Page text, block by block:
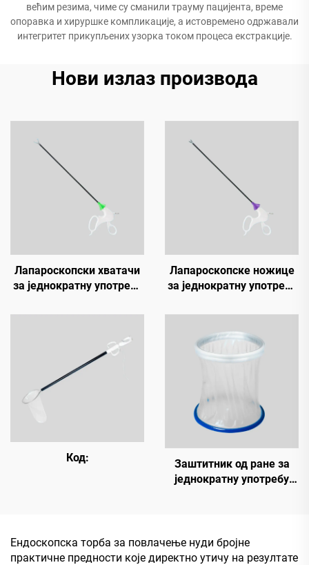
већим резима, чиме су сманили трауму пацијента, време
опоравка и хируршке компликације, а истовремено одржавали
интегритет прикупљених узорка током процеса екстракције.
Нови излаз производа
Лапароскопски хватачи
за једнократну употребу
решетом)
Лапароскопске ножице
за једнократну употребу
Код:
Заштитник од ране за
једнократну употребу
Ендоскопска торба за повлачење нуди бројне
практичне предности које директно утичу на резултате